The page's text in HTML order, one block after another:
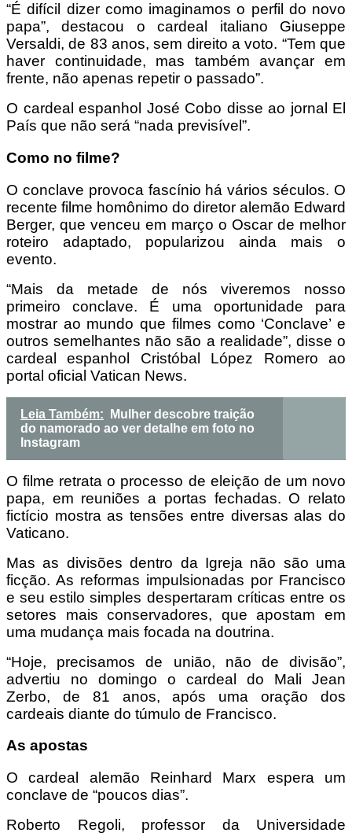
“É difícil dizer como imaginamos o perfil do novo
papa”, destacou o cardeal italiano Giuseppe
Versaldi, de 83 anos, sem direito a voto. “Tem que
haver continuidade, mas também avançar em
frente, não apenas repetir o passado”.
O cardeal espanhol José Cobo disse ao jornal El
País que não será “nada previsível”.
Como no filme?
O conclave provoca fascínio há vários séculos. O
recente filme homônimo do diretor alemão Edward
Berger, que venceu em março o Oscar de melhor
roteiro adaptado, popularizou ainda mais o
evento.
“Mais da metade de nós viveremos nosso
primeiro conclave. É uma oportunidade para
mostrar ao mundo que filmes como ‘Conclave’ e
outros semelhantes não são a realidade”, disse o
cardeal espanhol Cristóbal López Romero ao
portal oficial Vatican News.
Leia Também:
Mulher descobre traição
do namorado ao ver detalhe em foto no
Instagram
O filme retrata o processo de eleição de um novo
papa, em reuniões a portas fechadas. O relato
fictício mostra as tensões entre diversas alas do
Vaticano.
Mas as divisões dentro da Igreja não são uma
ficção. As reformas impulsionadas por Francisco
e seu estilo simples despertaram críticas entre os
setores mais conservadores, que apostam em
uma mudança mais focada na doutrina.
“Hoje, precisamos de união, não de divisão”,
advertiu no domingo o cardeal do Mali Jean
Zerbo, de 81 anos, após uma oração dos
cardeais diante do túmulo de Francisco.
As apostas
O cardeal alemão Reinhard Marx espera um
conclave de “poucos dias”.
Roberto Regoli, professor da Universidade